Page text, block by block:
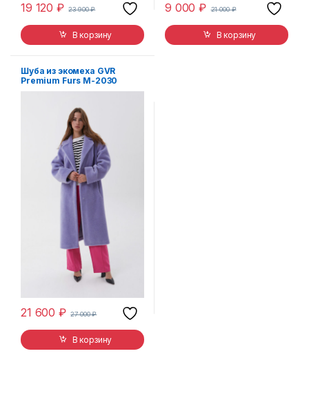
19 120₽ 23 900₽
В корзину
9 000₽ 21 000₽
В корзину
Шуба из экомеха GVR
Premium Furs M-2030
21 600₽ 27 000₽
В корзину